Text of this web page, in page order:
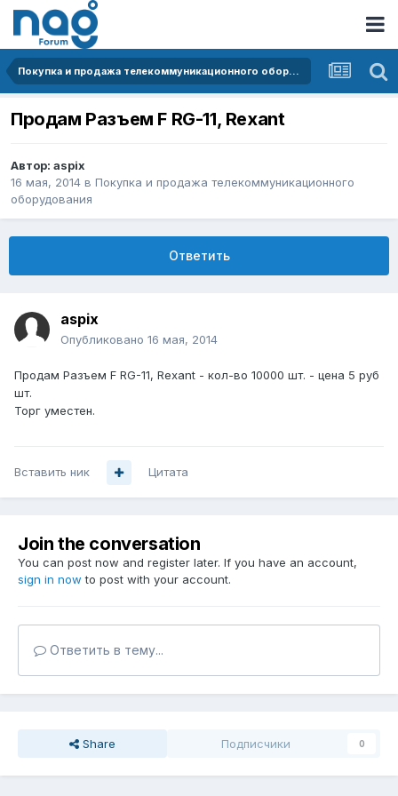
Покупка и продажа телекоммуникационного оборудования
Продам Разъем F RG-11, Rexant
Автор: aspix
16 мая, 2014 в Покупка и продажа телекоммуникационного
оборудования
Ответить
aspix
Опубликовано 16 мая, 2014
Продам Разъем F RG-11, Rexant - кол-во 10000 шт. - цена 5 руб
шт.
Торг уместен.
Вставить ник Цитата
Join the conversation
You can post now and register later. If you have an account,
sign in now to post with your account.
Ответить в тему...
Share Подписчики 0